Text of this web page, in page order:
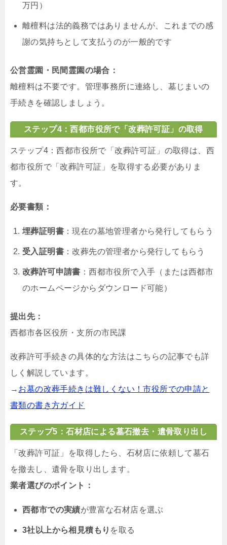
万円）
離檀料は法的義務ではありませんが、これまでの感
謝の気持ちとして支払うのが一般的です
公営霊園・民間霊園の場合：
離檀料は不要です。管理事務所に連絡し、墓じまいの
手続きを確認しましょう。
ステップ4：西都市役所で「改葬許可証」の取得
ステップ4：西都市役所で「改葬許可証」の取得は、西
都市役所で「改葬許可証」を取得する必要がありま
す。
必要書類：
埋葬証明書 ：現在の墓地管理者から発行してもらう
受入証明書 ：改葬先の管理者から発行してもらう
改葬許可申請書 ：西都市役所で入手（または西都市
のホームページからダウンロード可能）
提出先：
西都市各区役所・支所の市民課
改葬許可手続きの具体的な方法はこちらの記事でも詳
しく解説しています。
→ お墓の改葬手続きは難しくない！市役所での申請と
書類の書き方ガイド
ステップ5：石材店による墓石撤去・遺骨取り出し
「改葬許可証」を取得したら、石材店に依頼して墓石
を撤去し、遺骨を取り出します。
業者選びのポイント：
西都市での実績が豊富な石材店を選ぶ
3社以上から相見積もり を取る